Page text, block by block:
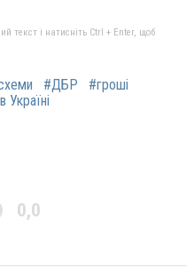
текст і натисніть Ctrl + Enter, щоб
#ДБР
#гроші
Україні
0,0